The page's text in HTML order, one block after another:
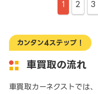
1 2 3
カンタン4ステップ！
車買取の流れ
車買取カーネクストでは